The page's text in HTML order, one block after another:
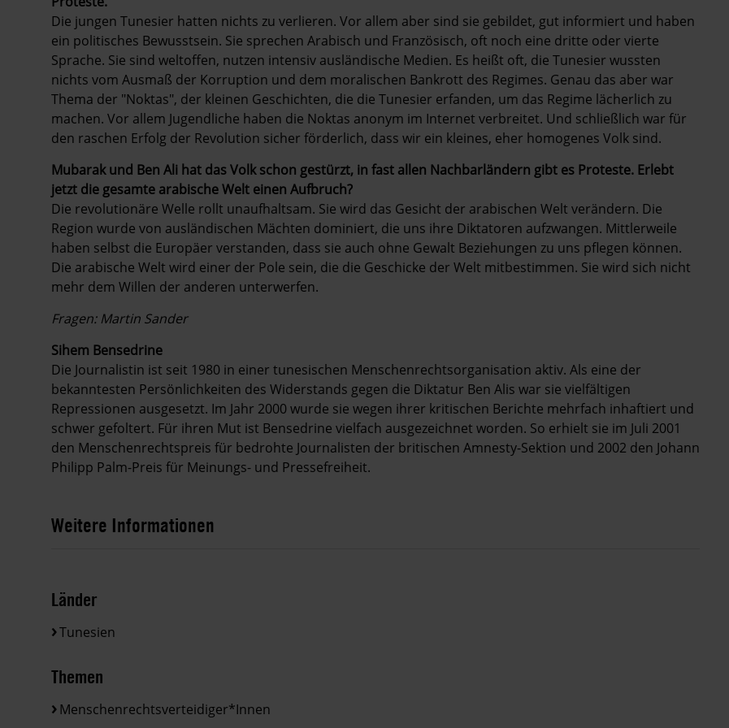
Die jungen Tunesier hatten nichts zu verlieren. Vor allem aber sind sie gebildet, gut informiert und haben
ein politisches Bewusstsein. Sie sprechen Arabisch und Französisch, oft noch eine dritte oder vierte
Sprache. Sie sind weltoffen, nutzen intensiv ausländische Medien. Es heißt oft, die Tunesier wussten
nichts vom Ausmaß der Korruption und dem moralischen Bankrott des Regimes. Genau das aber war
Thema der "Noktas", der kleinen Geschichten, die die Tunesier erfanden, um das Regime ­lächerlich zu
machen. Vor allem Jugendliche haben die Noktas anonym im Internet verbreitet. Und schließlich war für
den ­raschen Erfolg der Revolution sicher förderlich, dass wir ein ­kleines, eher homogenes Volk sind.
Mubarak und Ben Ali hat das Volk schon gestürzt, in fast allen Nachbarländern gibt es Proteste. Erlebt
jetzt die gesamte arabische Welt einen Aufbruch?
Die revolutionäre Welle rollt unaufhaltsam. Sie wird das Gesicht der arabischen Welt verändern. Die
Region wurde von ausländischen Mächten dominiert, die uns ihre Diktatoren aufzwangen. Mittlerweile
haben selbst die Europäer verstanden, dass sie auch ohne Gewalt Beziehungen zu uns pflegen können.
Die arabische Welt wird einer der Pole sein, die die Geschicke der Welt mitbestimmen. Sie wird sich nicht
mehr dem Willen der anderen unterwerfen.
Fragen: Martin Sander
Sihem Bensedrine
Die Journalistin ist seit 1980 in einer tunesischen Menschenrechtsorganisation aktiv. Als eine der
bekanntesten Persönlichkeiten des Widerstands gegen die Diktatur Ben Alis war sie vielfältigen
Repressionen ausgesetzt. Im Jahr 2000 wurde sie wegen ihrer kritischen Berichte mehrfach inhaftiert und
schwer gefoltert. Für ihren Mut ist Bensedrine vielfach ausgezeichnet worden. So erhielt sie im Juli 2001
den Menschenrechtspreis für bedrohte Journalisten der britischen Amnesty-Sektion und 2002 den Johann
Philipp Palm-Preis für Meinungs- und Pressefreiheit.
Weitere Informationen
Länder
Tunesien
Themen
Menschenrechtsverteidiger*innen